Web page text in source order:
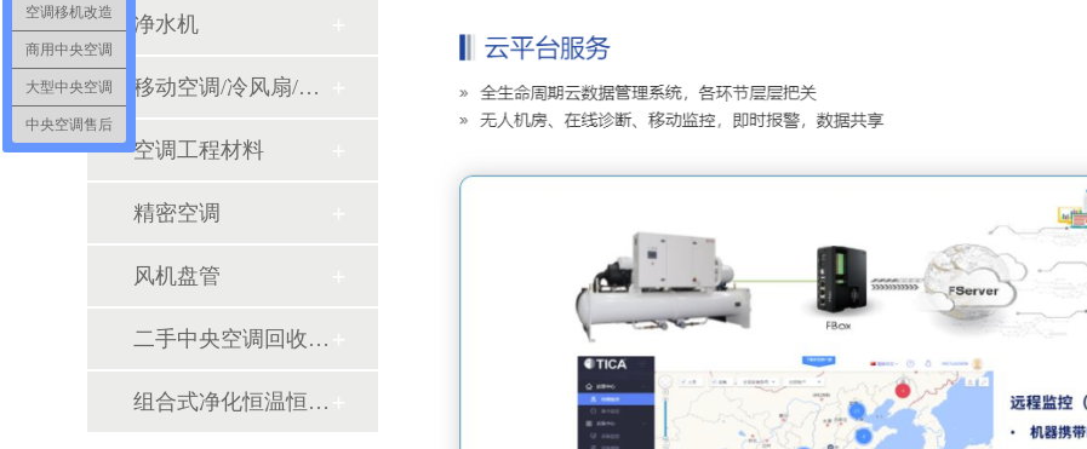
净水机
移动空调/冷风扇/风幕机
空调工程材料
精密空调
风机盘管
二手中央空调回收销售
组合式净化恒温恒湿机
空调移机改造
商用中央空调
大型中央空调
中央空调售后